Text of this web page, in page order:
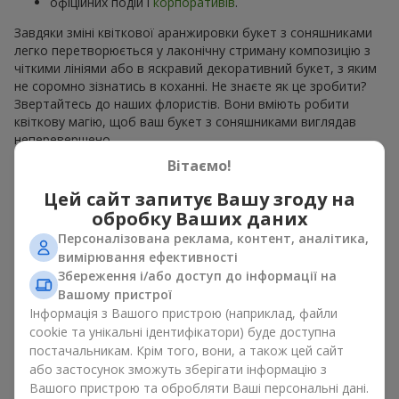
Завдяки зміні квіткової аранжировки букет з соняшниками
легко перетворюється у лаконічну стриману композицію з
чіткими лініями або в яскравий декоративний букет, з яким
не соромно зізнатись в коханні. Не знаєте як це зробити?
Звертайтесь до наших флористів. Вони вміють робити
квіткову магію, щоб ваш букет з соняшниками виглядав
неперевершено.
Види букетів з соняшниками
Асортимент Flowers.uaдозволяє вибрати букети з
соняшниками у різних стилях. На наших сторінках ви можете
знайти:
моно букети з 7, 9 або 11 квітів;
ніжні композиції доповненні сезонними рослинами;
витончені поєднання з класичними трояндами;
яскраві букети з паростками ніжної зелені.
Єдиний нюанс, соняшники — це сезонні квіти, які доступні
для продажу лише в сезон цвітіння.
Вітаємо!
Цей сайт запитує Вашу згоду на
обробку Ваших даних
Персоналізована реклама, контент, аналітика,
вимірювання ефективності
Збереження і/або доступ до інформації на
Вашому пристрої
Інформація з Вашого пристрою (наприклад, файли
cookie та унікальні ідентифікатори) буде доступна
постачальникам. Крім того, вони, а також цей сайт
або застосунок зможуть зберігати інформацію з
Вашого пристрою та обробляти Ваші персональні дані.